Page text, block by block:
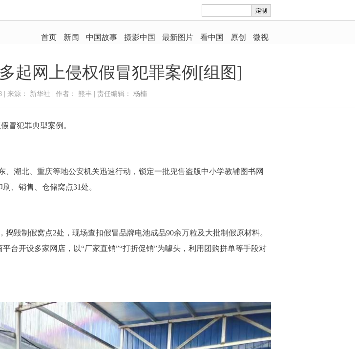
起网上侵权假冒犯罪案例[组图]
| 来源： 新华社 | 作者： 熊丰 | 责任编辑： 杨楠
冒犯罪典型案例。
湖北、重庆等地公安机关迅速行动，锁定一批兜售盗版中小学教辅图书网
、销售、仓储窝点31处。
毁制假窝点2处，现场查扣假冒品牌电池成品90余万粒及大批制假原材料。
台开设多家网店，以“厂家直销”“打折促销”为噱头，利用团购拼单等手段对